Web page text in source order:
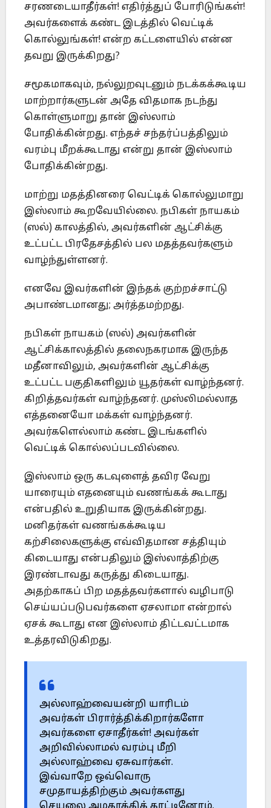
சரணடையாதீர்கள்! எதிர்த்துப் போரிடுங்கள்!
அவர்களைக் கண்ட இடத்தில் வெட்டிக்
கொல்லுங்கள்! என்ற கட்டளையில் என்ன
தவறு இருக்கிறது?
சமூகமாகவும், நல்லுறவுடனும் நடக்கக்கூடிய
மாற்றார்களுடன் அதே விதமாக நடந்து
கொள்ளுமாறு தான் இஸ்லாம்
போதிக்கின்றது. எந்தச் சந்தர்ப்பத்திலும்
வரம்பு மீறக்கூடாது என்று தான் இஸ்லாம்
போதிக்கின்றது.
மாற்று மதத்தினரை வெட்டிக் கொல்லுமாறு
இஸ்லாம் கூறவேயில்லை. நபிகள் நாயகம்
(ஸல்) காலத்தில், அவர்களின் ஆட்சிக்கு
உட்பட்ட பிரதேசத்தில் பல மதத்தவர்களும்
வாழ்ந்துள்ளனர்.
எனவே இவர்களின் இந்தக் குற்றச்சாட்டு
அபாண்டமானது; அர்த்தமற்றது.
நபிகள் நாயகம் (ஸல்) அவர்களின்
ஆட்சிக்காலத்தில் தலைநகரமாக இருந்த
மதீனாவிலும், அவர்களின் ஆட்சிக்கு
உட்பட்ட பகுதிகளிலும் யூதர்கள் வாழ்ந்தனர்.
கிறித்தவர்கள் வாழ்ந்தனர். முஸ்லிமல்லாத
எத்தனையோ மக்கள் வாழ்ந்தனர்.
அவர்களெல்லாம் கண்ட இடங்களில்
வெட்டிக் கொல்லப்படவில்லை.
இஸ்லாம் ஒரு கடவுளைத் தவிர வேறு
யாரையும் எதனையும் வணங்கக் கூடாது
என்பதில் உறுதியாக இருக்கின்றது.
மனிதர்கள் வணங்கக்கூடிய
கற்சிலைகளுக்கு எவ்விதமான சத்தியும்
கிடையாது என்பதிலும் இஸ்லாத்திற்கு
இரண்டாவது கருத்து கிடையாது.
அதற்காகப் பிற மதத்தவர்களால் வழிபாடு
செய்யப்படுபவர்களை ஏசலாமா என்றால்
ஏசக் கூடாது என இஸ்லாம் திட்டவட்டமாக
உத்தரவிடுகிறது.
அல்லாஹ்வையன்றி யாரிடம்
அவர்கள் பிரார்த்திக்கிறார்களோ
அவர்களை ஏசாதீர்கள்! அவர்கள்
அறிவில்லாமல் வரம்பு மீறி
அல்லாஹ்வை ஏசுவார்கள்.
இவ்வாறே ஒவ்வொரு
சமுதாயத்திற்கும் அவர்களது